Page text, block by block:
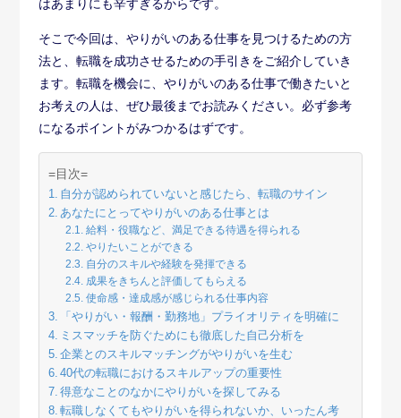
はあまりにも辛すぎるからです。
そこで今回は、やりがいのある仕事を見つけるための方
法と、転職を成功させるための手引きをご紹介していき
ます。転職を機会に、やりがいのある仕事で働きたいと
お考えの人は、ぜひ最後までお読みください。必ず参考
になるポイントがみつかるはずです。
=目次=
自分が認められていないと感じたら、転職のサイン
あなたにとってやりがいのある仕事とは
給料・役職など、満足できる待遇を得られる
やりたいことができる
自分のスキルや経験を発揮できる
成果をきちんと評価してもらえる
使命感・達成感が感じられる仕事内容
「やりがい・報酬・勤務地」プライオリティを明確に
ミスマッチを防ぐためにも徹底した自己分析を
企業とのスキルマッチングがやりがいを生む
40代の転職におけるスキルアップの重要性
得意なことのなかにやりがいを探してみる
転職しなくてもやりがいを得られないか、いったん考